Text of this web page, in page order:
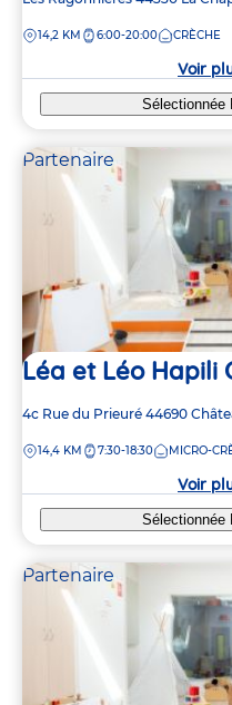
la
DISTANCE
14,2 KM 6:00-20:00 CRÈCHE
Voir
Sélectionnée
Partenaire
Léa et Léo Hapili
Adresse
la
4c Rue du Prieuré 44690
DISTANCE
14,4 KM 7:30-18:30 MICRO-
Voir
Sélectionnée
Partenaire